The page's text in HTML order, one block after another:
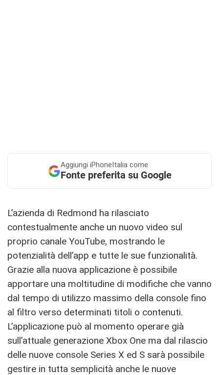
Aggiungi iPhoneItalia come
Fonte preferita su Google
L’azienda di Redmond ha rilasciato
contestualmente anche un nuovo video sul
proprio canale YouTube, mostrando le
potenzialità dell’app e tutte le sue funzionalità.
Grazie alla nuova applicazione è possibile
apportare una moltitudine di modifiche che vanno
dal tempo di utilizzo massimo della console fino
al filtro verso determinati titoli o contenuti.
L’applicazione può al momento operare già
sull’attuale generazione Xbox One ma dal rilascio
delle nuove console Series X ed S sarà possibile
gestire in tutta semplicità anche le nuove